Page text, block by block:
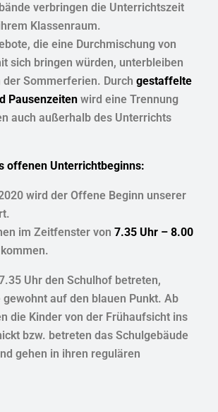
verbringen die Unterrichtszeit
Klassenraum.
die eine Durchmischung von
sich bringen würden, unterbleiben
der Sommerferien. Durch gestaffelte
Pausenzeiten wird eine Trennung
auch außerhalb des Unterrichts
offenen Unterrichtbeginns:
wird der Offene Beginn unserer
im Zeitfenster von 7.35 Uhr – 8.00
Uhr den Schulhof betreten,
auf den blauen Punkt. Ab
die Kinder von der Frühaufsicht ins
bzw. betreten das Schulgebäude
gehen in ihren regulären